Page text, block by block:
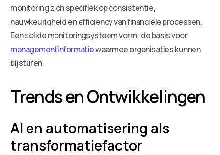
monitoring zich specifiek op consistentie,
nauwkeurigheid en efficiency van financiële processen.
Een solide monitoringsysteem vormt de basis voor
managementinformatiewaarmee organisaties kunnen
bijsturen.
Trends en Ontwikkelingen
AI en automatisering als
transformatiefactor